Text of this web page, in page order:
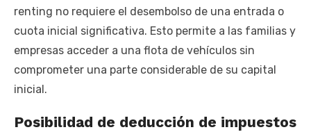
renting no requiere el desembolso de una entrada o
cuota inicial significativa. Esto permite a las familias y
empresas acceder a una flota de vehículos sin
comprometer una parte considerable de su capital
inicial.
Posibilidad de deducción de impuestos